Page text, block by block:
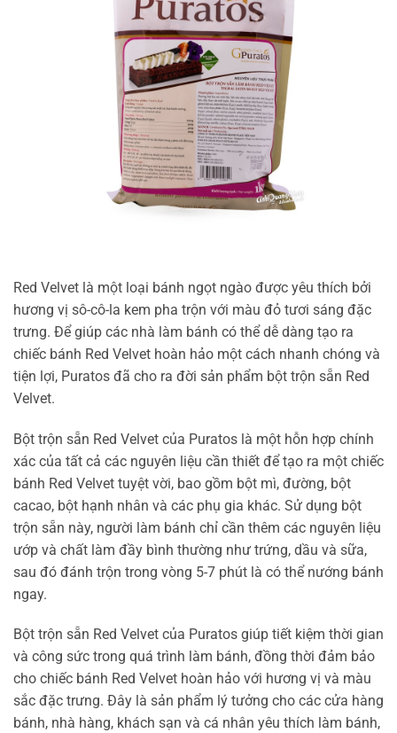
Red Velvet là một loại bánh ngọt ngào được yêu thích bởi
hương vị sô-cô-la kem pha trộn với màu đỏ tươi sáng đặc
trưng. Để giúp các nhà làm bánh có thể dễ dàng tạo ra
chiếc bánh Red Velvet hoàn hảo một cách nhanh chóng và
tiện lợi, Puratos đã cho ra đời sản phẩm bột trộn sẵn Red
Velvet.
Bột trộn sẵn Red Velvet của Puratos là một hỗn hợp chính
xác của tất cả các nguyên liệu cần thiết để tạo ra một chiếc
bánh Red Velvet tuyệt vời, bao gồm bột mì, đường, bột
cacao, bột hạnh nhân và các phụ gia khác. Sử dụng bột
trộn sẵn này, người làm bánh chỉ cần thêm các nguyên liệu
ướp và chất làm đầy bình thường như trứng, dầu và sữa,
sau đó đánh trộn trong vòng 5-7 phút là có thể nướng bánh
ngay.
Bột trộn sẵn Red Velvet của Puratos giúp tiết kiệm thời gian
và công sức trong quá trình làm bánh, đồng thời đảm bảo
cho chiếc bánh Red Velvet hoàn hảo với hương vị và màu
sắc đặc trưng. Đây là sản phẩm lý tưởng cho các cửa hàng
bánh, nhà hàng, khách sạn và cá nhân yêu thích làm bánh,